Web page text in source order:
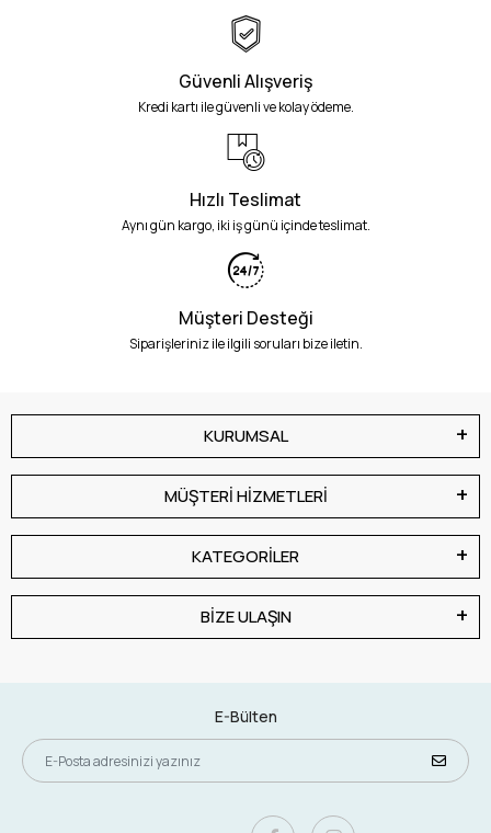
Güvenli Alışveriş
Kredi kartı ile güvenli ve kolay ödeme.
Hızlı Teslimat
Aynı gün kargo, iki iş günü içinde teslimat.
Müşteri Desteği
Siparişleriniz ile ilgili soruları bize iletin.
KURUMSAL
MÜŞTERİ HİZMETLERİ
KATEGORİLER
BİZE ULAŞIN
E-Bülten